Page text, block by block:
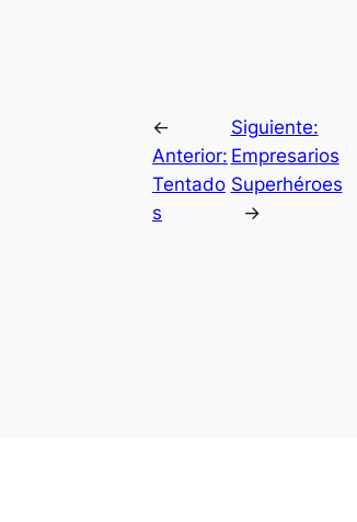
←
Anterior:
Tentado
s
Siguiente:
Empresarios
Superhéroes
→